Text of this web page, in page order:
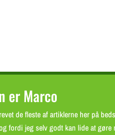
er Marco
de fleste af artiklerne her på
fordi jeg selv godt kan lide at